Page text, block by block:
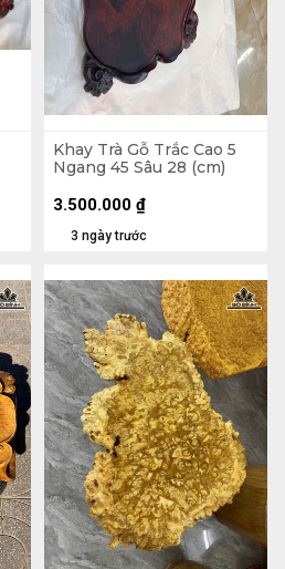
Khay Trà Gỗ Trắc Cao 5
Ngang 45 Sâu 28 (cm)
3 ngày trước
3.500.000 ₫